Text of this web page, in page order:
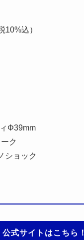
10%込）
Φ39mm
ク
ショック
公式サイトはこちら！